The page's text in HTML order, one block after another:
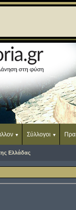
Σύλλογοι
Ελλάδας